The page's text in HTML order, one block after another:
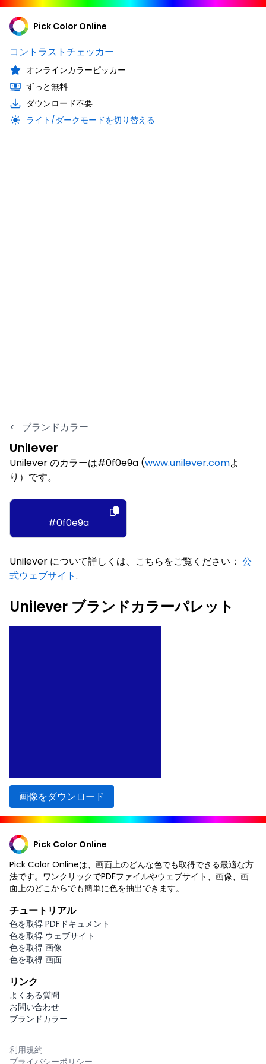
Pick Color Online
コントラストチェッカー
オンラインカラーピッカー
ずっと無料
ダウンロード不要
ライト/ダークモードを切り替える
< ブランドカラー
Unilever
Unilever のカラーは#0f0e9a (www.unilever.comよ
り）です。
#0f0e9a
Unilever について詳しくは、こちらをご覧ください： 公
式ウェブサイト.
Unilever ブランドカラーパレット
画像をダウンロード
Pick Color Online
Pick Color Onlineは、画面上のどんな色でも取得できる最適な方
法です。ワンクリックでPDFファイルやウェブサイト、画像、画
面上のどこからでも簡単に色を抽出できます。
チュートリアル
色を取得 PDFドキュメント
色を取得 ウェブサイト
色を取得 画像
色を取得 画面
リンク
よくある質問
お問い合わせ
ブランドカラー
利用規約
プライバシーポリシー